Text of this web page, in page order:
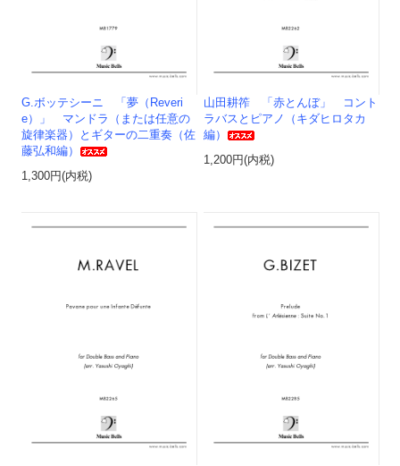
G.ボッテシーニ 「夢（Reveri
e）」 マンドラ（または任意の
旋律楽器）とギターの二重奏（佐
藤弘和編）
1,300円(内税)
山田耕筰 「赤とんぼ」 コント
ラバスとピアノ（キダヒロタカ
編）
1,200円(内税)